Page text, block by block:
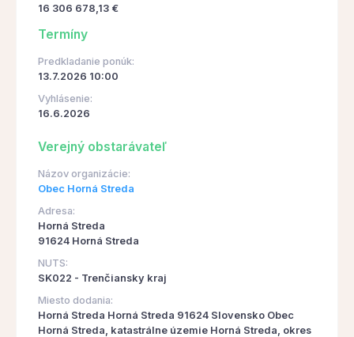
16 306 678,13 €
Termíny
Predkladanie ponúk:
13.7.2026 10:00
Vyhlásenie:
16.6.2026
Verejný obstarávateľ
Názov organizácie:
Obec Horná Streda
Adresa:
Horná Streda
91624 Horná Streda
NUTS:
SK022 - Trenčiansky kraj
Miesto dodania:
Horná Streda Horná Streda 91624 Slovensko Obec
Horná Streda, katastrálne územie Horná Streda, okres